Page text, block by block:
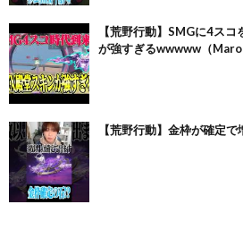
【荒野行動】SMGに4ス
が強すぎるwwwww（Maro
【荒野行動】金枠が確定